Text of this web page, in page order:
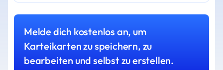
Melde dich kostenlos an, um
Karteikarten zu speichern, zu
bearbeiten und selbst zu erstellen.